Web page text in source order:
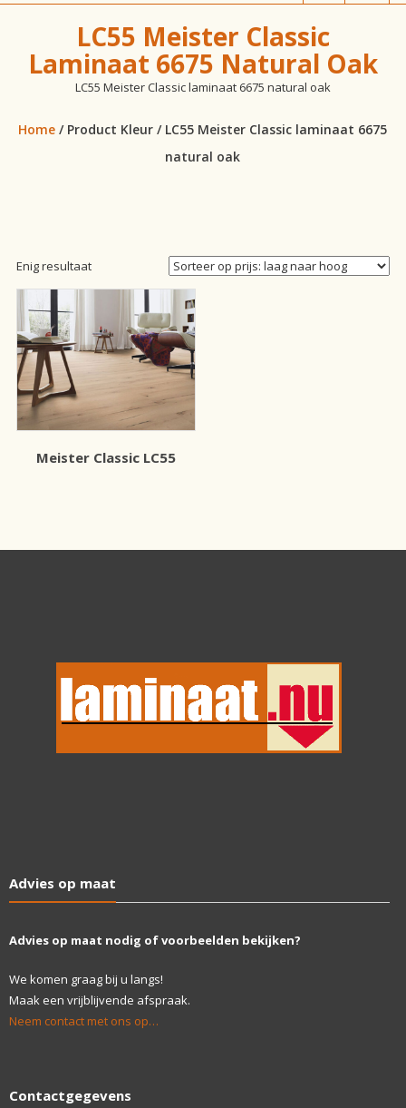
vloeren!
LC55 Meister Classic
Laminaat 6675 Natural Oak
LC55 Meister Classic laminaat 6675 natural oak
Home / Product Kleur / LC55 Meister Classic laminaat 6675
natural oak
Enig resultaat
Meister Classic LC55
Advies op maat
Advies op maat nodig of voorbeelden bekijken?
We komen graag bij u langs!
Maak een vrijblijvende afspraak.
Neem contact met ons op…
Contactgegevens